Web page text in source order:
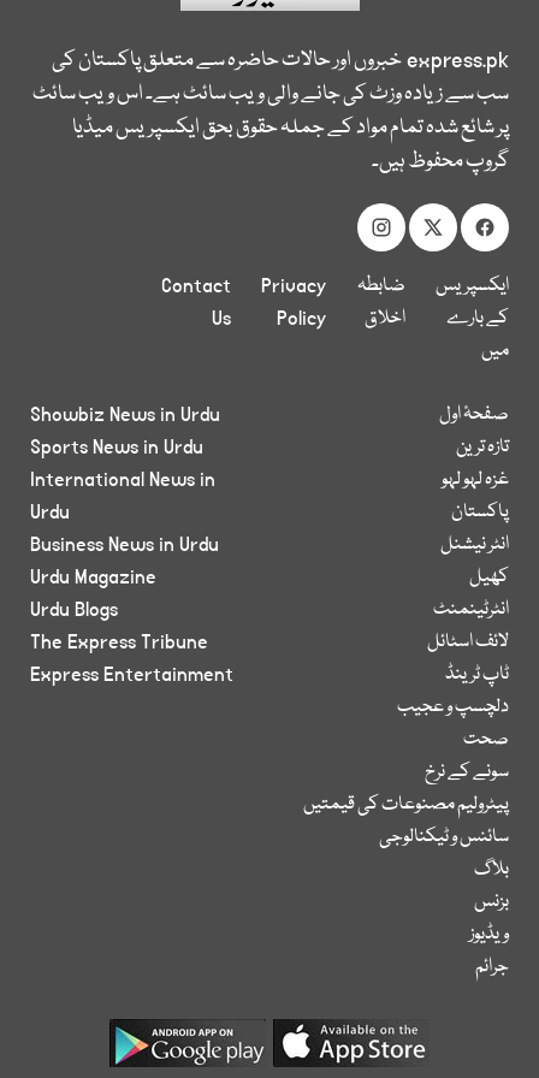
express.pkخبروں اور حالات حاضرہ سے متعلق پاکستان کی
سب سے زیادہ وزٹ کی جانے والی ویب سائٹ ہے۔ اس ویب سائٹ
پر شائع شدہ تمام مواد کے جملہ حقوق بحق ایکسپریس میڈیا
گروپ محفوظ ہیں۔
ایکسپریس
کے بارے
میں
ضابطہ
اخلاق
Privacy
Policy
Contact
Us
صفحۂ اول
تازہ ترین
غزہ لہو لہو
پاکستان
انٹر نیشنل
کھیل
انٹرٹینمنٹ
لائف اسٹائل
ٹاپ ٹرینڈ
دلچسپ و عجیب
صحت
سونے کے نرخ
پیٹرولیم مصنوعات کی قیمتیں
سائنس و ٹیکنالوجی
بلاگ
بزنس
ویڈیوز
جرائم
Showbiz News in Urdu
Sports News in Urdu
International News in
Urdu
Business News in Urdu
Urdu Magazine
Urdu Blogs
The Express Tribune
Express Entertainment